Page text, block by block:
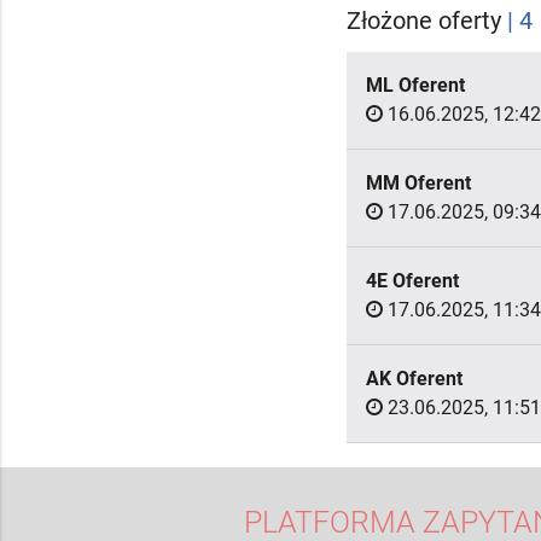
Złożone oferty | 4
ML Oferent
16.06.2025, 12:42
MM Oferent
17.06.2025, 09:34
4E Oferent
17.06.2025, 11:34
AK Oferent
23.06.2025, 11:51
PLATFORMA